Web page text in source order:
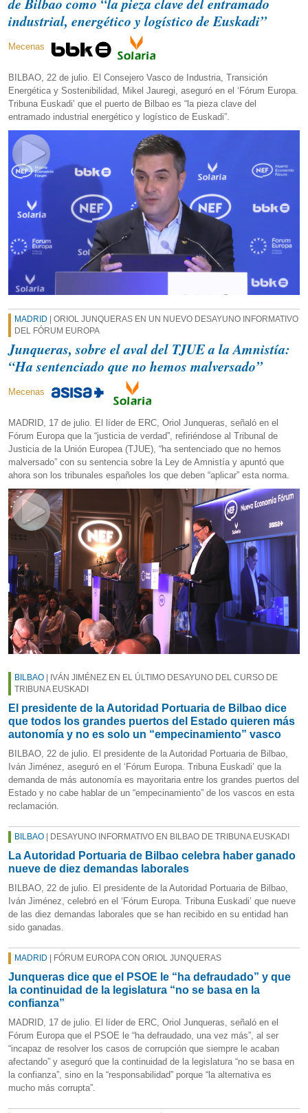
BILBAO | IVÁN JIMÉNEZ EN EL ÚLTIMO DESAYUNO DEL CURSO DE
TRIBUNA EUSKADI
El presidente de la Autoridad Portuaria de Bilbao dice
que todos los grandes puertos del Estado quieren más
autonomía y no es solo un “empecinamiento” vasco
BILBAO, 22 de julio. El presidente de la Autoridad Portuaria de Bilbao,
Iván Jiménez, aseguró en el ‘Fórum Europa. Tribuna Euskadi’ que la
demanda de más autonomía es mayoritaria entre los grandes puertos del
Estado y no cabe hablar de un “empecinamiento” de los vascos en esta
reclamación.
BILBAO | DESAYUNO INFORMATIVO EN BILBAO DE TRIBUNA EUSKADI
La Autoridad Portuaria de Bilbao celebra haber ganado
nueve de diez demandas laborales
BILBAO, 22 de julio. El presidente de la Autoridad Portuaria de Bilbao,
Iván Jiménez, celebró en el ‘Fórum Europa. Tribuna Euskadi’ que nueve
de las diez demandas laborales que se han recibido en su entidad han
sido ganadas.
MADRID | FÓRUM EUROPA CON ORIOL JUNQUERAS
Junqueras dice que el PSOE le “ha defraudado” y que
la continuidad de la legislatura “no se basa en la
confianza”
MADRID, 17 de julio. El líder de ERC, Oriol Junqueras, señaló en el
Fórum Europa que el PSOE le “ha defraudado, una vez más”, al ser
“incapaz de resolver los casos de corrupción que siempre le acaban
afectando” y aseguró que la continuidad de la legislatura “no se basa en
la confianza”, sino en la “responsabilidad” porque “la alternativa es
mucho más corrupta”.
industrial, energético y logístico de Euskadi”
Mecenas
BILBAO, 22 de julio. El Consejero Vasco de Industria, Transición
Energética y Sostenibilidad, Mikel Jauregi, aseguró en el ‘Fórum Europa.
Tribuna Euskadi’ que el puerto de Bilbao es “la pieza clave del
entramado industrial energético y logístico de Euskadi”.
MADRID | ORIOL JUNQUERAS EN UN NUEVO DESAYUNO INFORMATIVO
DEL FÓRUM EUROPA
Junqueras, sobre el aval del TJUE a la Amnistía:
“Ha sentenciado que no hemos malversado”
Mecenas
MADRID, 17 de julio. El líder de ERC, Oriol Junqueras, señaló en el
Fórum Europa que la “justicia de verdad”, refiriéndose al Tribunal de
Justicia de la Unión Europea (TJUE), “ha sentenciado que no hemos
malversado” con su sentencia sobre la Ley de Amnistía y apuntó que
ahora son los tribunales españoles los que deben “aplicar” esta norma.